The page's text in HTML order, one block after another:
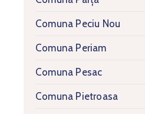
Comuna Peciu Nou
Comuna Periam
Comuna Pesac
Comuna Pietroasa